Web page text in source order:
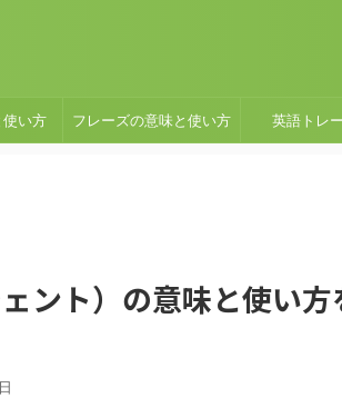
い方 フレーズの意味と使い方 英語トレ
ント）の意味と使い方